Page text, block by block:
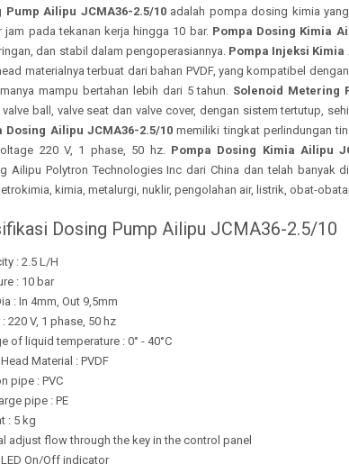
Pump Ailipu JCMA36-2.5/10adalah pompa dosing kimia
jam pada tekanan kerja hingga 10 bar. Pompa Dosing Kimia
dan stabil dalam pengoperasiannya. Pompa Injeksi Kimia
materialnya terbuat dari bahan PVDF, yang kompatibel
mampu bertahan lebih dari 5 tahun. Solenoid Metering
ball, valve seat dan valve cover, dengan sistem tertutup,
Dosing Ailipu JCMA36-2.5/10 memiliki tingkat perlindungan
220 V, 1 phase, 50 hz. Pompa Dosing Kimia Ailipu
Ailipu Polytron Technologies Inc dari China dan telah banyak
kimia, metalurgi, nuklir, pengolahan air, listrik, obat-
Dosing Pump Ailipu JCMA36-2.5/10
: 2.5 L/H
: 10 bar
: In 4mm, Out 9,5mm
220 V, 1 phase, 50 hz
of liquid temperature : 0° - 40°C
Material : PVDF
pipe : PVC
pipe : PE
: 5 kg
adjust flow through the key in the control panel
On/Off indicator